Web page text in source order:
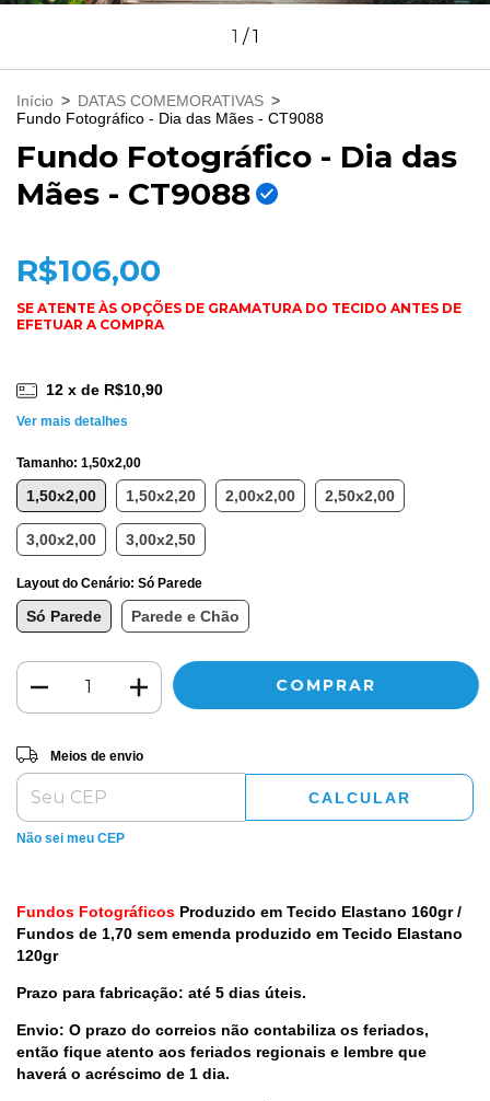
1 /1
Início > DATAS COMEMORATIVAS >
Fundo Fotográfico - Dia das Mães - CT9088
Fundo Fotográfico - Dia das
Mães - CT9088
R$106,00
12 x de R$10,90
Ver mais detalhes
Tamanho: 1,50x2,00
1,50x2,00 1,50x2,20 2,00x2,00 2,50x2,00
3,00x2,00 3,00x2,50
Layout do Cenário: Só Parede
Só Parede Parede e Chão
Entregas para o CEP:
Meios de envio
CALCULAR
Não sei meu CEP
Fundos Fotográficos Produzido em Tecido Elastano 160gr /
Fundos de 1,70 sem emenda produzido em Tecido Elastano
120gr
Prazo para fabricação: até 5 dias úteis.
Envio: O prazo do correios não contabiliza os feriados,
então fique atento aos feriados regionais e lembre que
haverá o acréscimo de 1 dia.